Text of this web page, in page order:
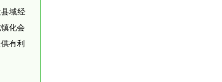
域经
化会
有利